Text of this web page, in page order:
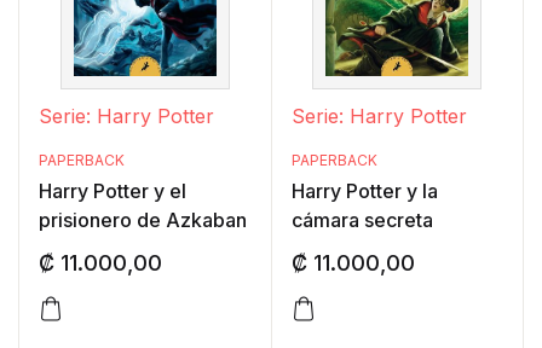
Serie: Harry Potter
PAPERBACK
Harry Potter y el
prisionero de Azkaban
₡ 11.000,00
Serie: Harry Potter
PAPERBACK
Harry Potter y la
cámara secreta
₡11.000,00